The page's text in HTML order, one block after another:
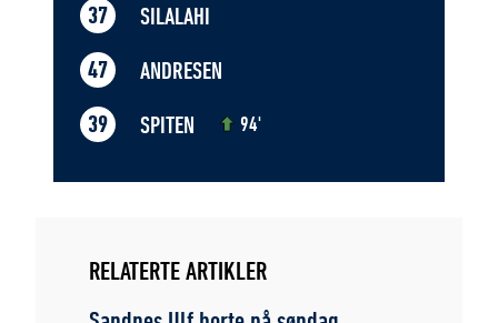
37 SILALAHI
47 ANDRESEN
39 SPITEN 94'
RELATERTE ARTIKLER